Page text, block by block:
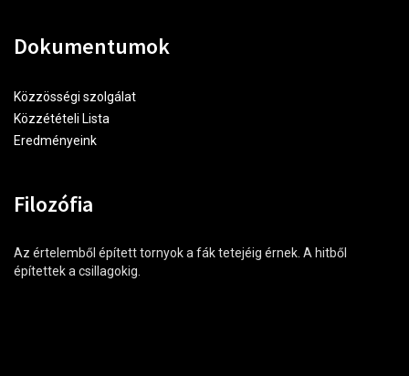
Dokumentumok
Közzösségi szolgálat
Közzétételi Lista
Eredményeink
Filozófia
Az értelemből épített tornyok a fák tetejéig érnek. A hitből
építettek a csillagokig.